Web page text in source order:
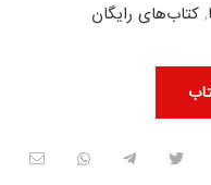
, کتاب‌های رایگان